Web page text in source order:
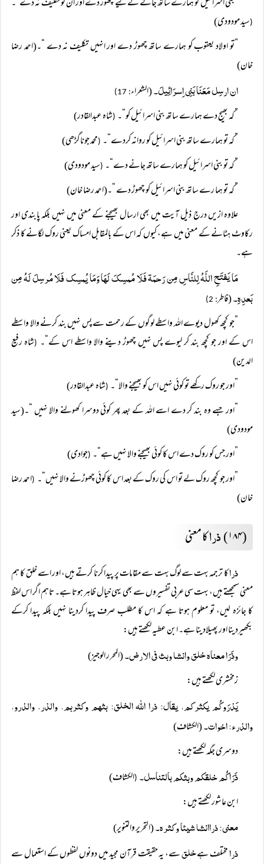
”بنی اسرائیل کو ہمارے ساتھ جانے کے لیے چھوڑ دے اور ان کو تکلیف نہ دے“۔
(سید مودودی)
”تو اولاد یعقوب کو ہمارے ساتھ چھوڑ دے اور انہیں تکلیف نہ دے “۔(احمد رضا
خان)
ان ارسِل مَعَنَا بَنِی اِسرَائِیلَ۔(الشعراء: 17)
”کہ بھیج دے ہمارے ساتھ بنی اسرائیل کو“۔ (شاہ عبدالقادر)
”کہ تو ہمارے ساتھ بنی اسرائیل کو روانہ کردے“۔ (محمد جوناگڑھی)
”کہ تو بنی اسرائیل کو ہمارے ساتھ جانے دے“۔ (سید مودودی)
”کہ تو ہما رے ساتھ بنی اسرائیل کو چھوڑ دے “۔(احمد رضا خان)
علاوہ ازیں درج ذیل آیت میں بھی ارسال بھیجنے کے معنی میں نہیں بلکہ پابندی اور
رکاوٹ ہٹانے کے معنی میں ہے، کیوں کہ اس کے بالمقابل امساک یعنی روک لگانے کا ذکر
ہے۔
مَا یَفتَحِ اللَّہُ لِلنَّاسِ مِن رَحمَۃ فَلَا مُمسِکَ لَہَا وَمَا یُمسِک فَلَا مُرسِلَ لَہُ مِن
بَعدِہِ۔(فاطر: 2)
”جو کچھ کھول دیوے اللہ واسطے لوگوں کے رحمت سے پس نہیں بند کرنے والا واسطے
اس کے اور جو کچھ بند کر لیوے پس نہیں چھوڑ دینے والا واسطے اس کے“۔ (شاہ رفیع
الدین)
”اور جو روک رکھے تو کوئی نہیں اس کو بھیجنے والا“۔ (شاہ عبدالقادر)
”اور جسے وہ بند کر دے اسے اللہ کے بعد پھر کوئی دوسرا کھولنے والا نہیں “۔(سید
مودودی)
”اور جس کو روک دے اس کا کوئی بھیجنے والا نہیں ہے“۔ (جوادی)
”اور جو کچھ روک لے تو اس کی روک کے بعد اس کا کوئی چھوڑنے والا نہیں“۔ (احمد رضا
خان)
(۱۸۴) ذراکا معنی
ذراکا ترجمہ بہت سے لوگ بہت سے مقامات پر پیدا کرنا کرتے ہیں، اور اسے خلق کا ہم
معنی سمجھتے ہیں، بہت سی عربی تفسیروں سے بھی یہی خیال ظاہر ہوتا ہے۔ تاہم اگر اس لفظ
کا جائزہ لیں، تو معلوم ہوتا ہے کہ اس کا مطلب صرف پیدا کردینا نہیں بلکہ پیدا کرکے
بکھیردینا اور پھیلادینا ہے۔ ابن عطیہ لکھتے ہیں:
وذَرَا معناہ خلق وانشا وبث فی الارض۔(المحرر الوجیز)
زمخشری لکھتے ہیں:
یَذرَوکُم یکثرکم، یقال: ذرا اللہ الخلق: بثہم وکثرہم. والذر، والذرو،
والذرء: اخوات۔(الکشاف)
دوسری جگہ لکھتے ہیں:
ذَرَاکُم خلقکم وبثکم بالتناسل۔ (الکشاف)
ابن عاشور لکھتے ہیں:
معنی: ذراانشا شیئا وکثرہ۔(التحریر والتنویر)
ذرامختلف ہےخلقسے، یہ حقیقت قرآن مجید میں دونوں لفظوں کے استعمال سے